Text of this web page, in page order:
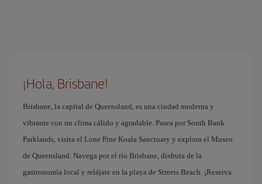
¡Hola, Brisbane!
Brisbane, la capital de Queensland, es una ciudad moderna y
vibrante con un clima cálido y agradable. Pasea por South Bank
Parklands, visita el Lone Pine Koala Sanctuary y explora el Museo
de Queensland. Navega por el río Brisbane, disfruta de la
gastronomía local y relájate en la playa de Streets Beach. ¡Reserva